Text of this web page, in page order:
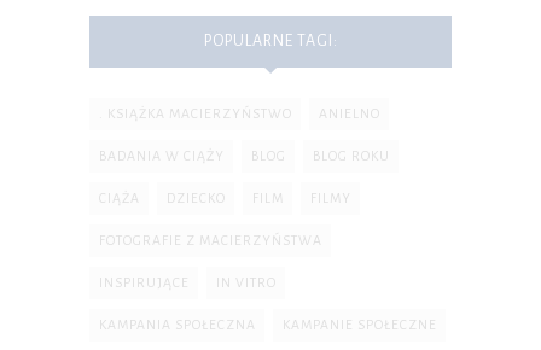
POPULARNE TAGI:
. KSIĄŻKA MACIERZYŃSTWO ANIELNO
BADANIA W CIĄŻY BLOG BLOG ROKU
CIĄŻA DZIECKO FILM FILMY
FOTOGRAFIE Z MACIERZYŃSTWA
INSPIRUJĄCE IN VITRO
KAMPANIA SPOŁECZNA KAMPANIE SPOŁECZNE